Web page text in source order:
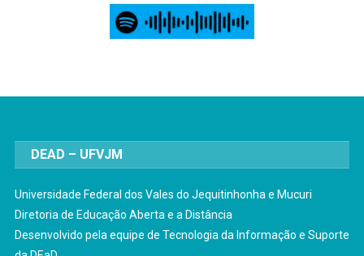
DEAD – UFVJM
Universidade Federal dos Vales do Jequitinhonha e Mucuri
Diretoria de Educação Aberta e a Distância
Desenvolvido pela equipe de Tecnologia da Informação e Suporte